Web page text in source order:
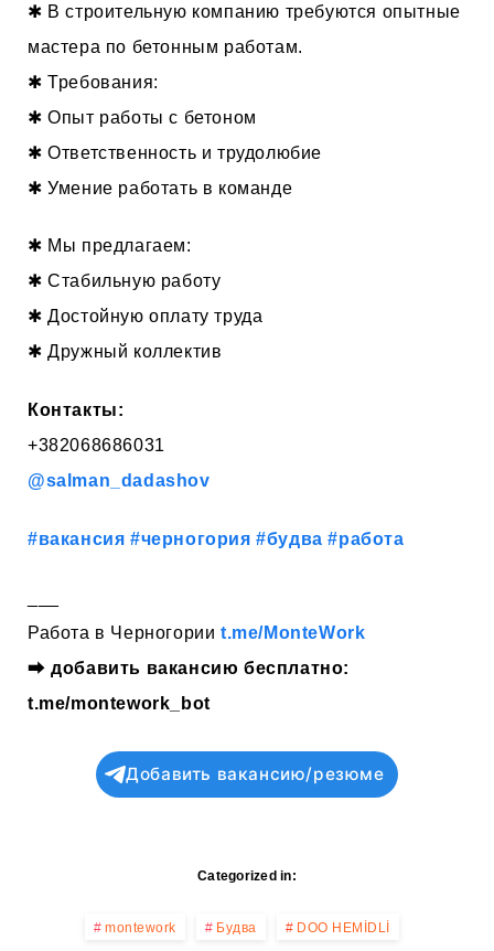
✱ В строительную компанию требуются опытные
мастера по бетонным работам.
✱ Требования:
✱ Опыт работы с бетоном
✱ Ответственность и трудолюбие
✱ Умение работать в команде
✱ Мы предлагаем:
✱ Стабильную работу
✱ Достойную оплату труда
✱ Дружный коллектив
Контакты:
+382068686031
@salman_dadashov
#вакансия #черногория #будва #работа
Работа в Черногории t.me/MonteWork
⮕добавить вакансию бесплатно:
t.me/montework_bot
Добавить вакансию/резюме
Categorized in:
montework Будва DOO HEMİDLİ